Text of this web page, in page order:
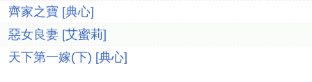
齊家之寶 [典心]
惡女良妻 [艾蜜莉]
天下第一嫁(下) [典心]